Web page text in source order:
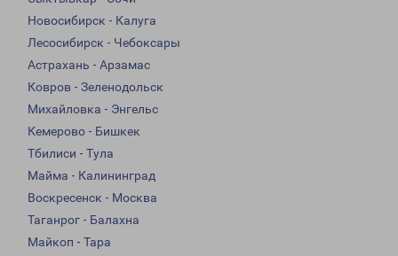
Новосибирск - Калуга
Лесосибирск - Чебоксары
Астрахань - Арзамас
Ковров - Зеленодольск
Михайловка - Энгельс
Кемерово - Бишкек
Тбилиси - Тула
Майма - Калининград
Воскресенск - Москва
Таганрог - Балахна
Майкоп - Тара